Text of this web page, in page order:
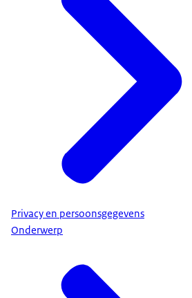
Autoriteit
Privacy en persoonsgegevens
Onderwerp